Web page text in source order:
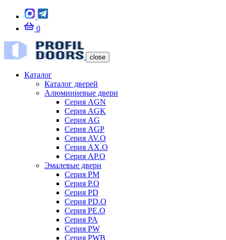
0
close
Каталог
Каталог дверей
Алюминиевые двери
Серия AGN
Серия AGK
Серия AG
Серия AGP
Серия AV.O
Серия AX.O
Серия AP.O
Эмалевые двери
Серия PM
Серия P.O
Серия PD
Серия PD.O
Серия PE.O
Серия PA
Серия PW
Серия PWB